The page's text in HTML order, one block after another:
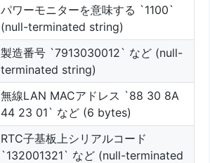
パワーモニターを意味する `1100`
(null-terminated string)
製造番号 `7913030012` など (null-
terminated string)
無線LAN MACアドレス `88 30 8A
44 23 01` など (6 bytes)
RTC子基板上シリアルコード
`132001321` など (null-terminated